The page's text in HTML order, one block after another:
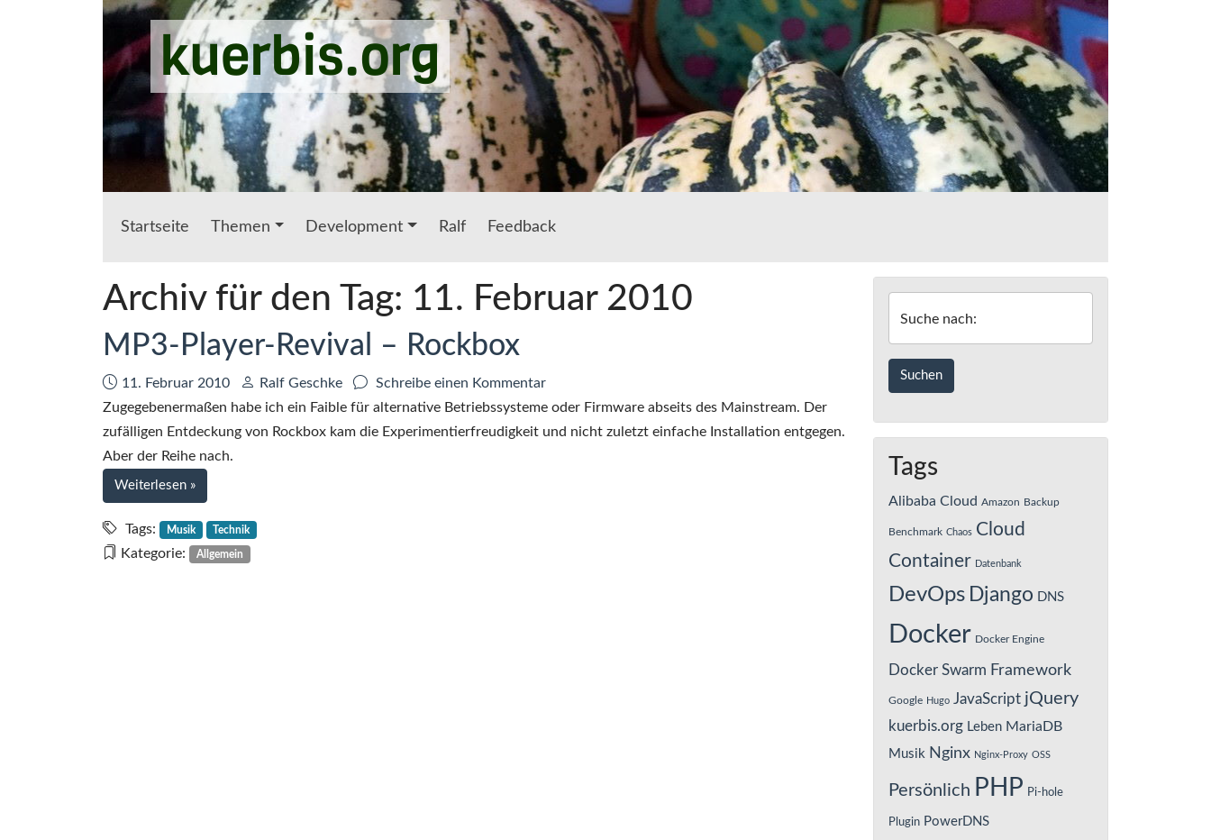
Zum Hauptinhalt springenkuerbis.org
Startseite Themen Development Ralf Feedback
Archiv für den Tag: 11. Februar 2010
MP3-Player-Revival – Rockbox
Datum:
11. Februar 2010 Autor:
Ralf Geschke Schreibe einen Kommentarzu
MP3-
Player-
Zugegebenermaßen habe ich ein Faible für alternative Betriebssysteme oder Firmware abseits des Mainstream. Der
zufälligen Entdeckung von Rockbox kam die Experimentierfreudigkeit und nicht zuletzt einfache Installation entgegen.
Aber der Reihe nach.
Weiterlesen bei
MP3-
Player-
Revival
»
Tags: Musik Technik
Kategorie: Allgemein
Suche nach:
Tags
Alibaba Cloud Amazon Backup
Benchmark Chaos Cloud
Container Datenbank
DevOps Django DNS
Docker Docker Engine
Docker Swarm Framework
Google Hugo JavaScript jQuery
kuerbis.org Leben MariaDB
Musik Nginx Nginx-Proxy OSS
Persönlich PHP Pi-hole
Plugin PowerDNS